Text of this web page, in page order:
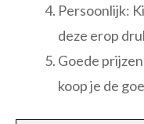
Persoonlijk:
deze erop
Goede
koop je de